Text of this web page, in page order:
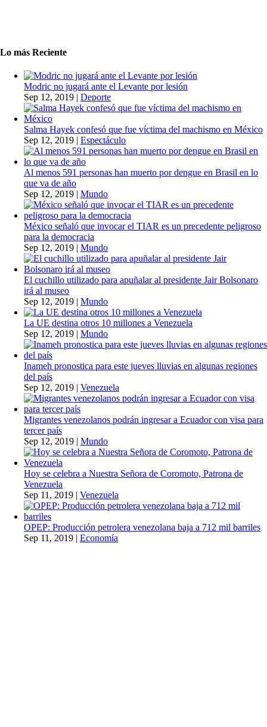
Lo más Reciente
Modric no jugará ante el Levante por lesión
Sep 12, 2019 | Deporte
Salma Hayek confesó que fue víctima del machismo en México
Sep 12, 2019 | Espectáculo
Al menos 591 personas han muerto por dengue en Brasil en lo
que va de año
Sep 12, 2019 | Mundo
México señaló que invocar el TIAR es un precedente peligroso
para la democracia
Sep 12, 2019 | Mundo
El cuchillo utilizado para apuñalar al presidente Jair Bolsonaro
irá al museo
Sep 12, 2019 | Mundo
La UE destina otros 10 millones a Venezuela
Sep 12, 2019 | Mundo
Inameh pronostica para este jueves lluvias en algunas regiones
del país
Sep 12, 2019 | Venezuela
Migrantes venezolanos podrán ingresar a Ecuador con visa para
tercer país
Sep 12, 2019 | Mundo
Hoy se celebra a Nuestra Señora de Coromoto, Patrona de
Venezuela
Sep 11, 2019 | Venezuela
OPEP: Producción petrolera venezolana baja a 712 mil barriles
Sep 11, 2019 | Economía